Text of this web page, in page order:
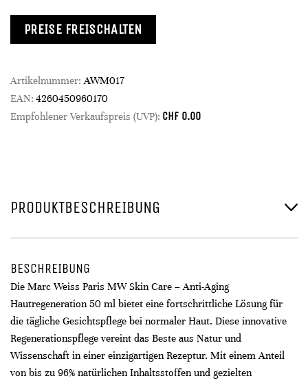
PREISE FREISCHALTEN
Artikelnummer:AWM017
EAN: 4260450960170
Empfohlener Verkaufspreis (UVP): CHF 0.00
PRODUKTBESCHREIBUNG
BESCHREIBUNG
Die Marc Weiss Paris MW Skin Care – Anti-Aging
Hautregeneration 50 ml bietet eine fortschrittliche Lösung für
die tägliche Gesichtspflege bei normaler Haut. Diese innovative
Regenerationspflege vereint das Beste aus Natur und
Wissenschaft in einer einzigartigen Rezeptur. Mit einem Anteil
von bis zu 96% natürlichen Inhaltsstoffen und gezielten